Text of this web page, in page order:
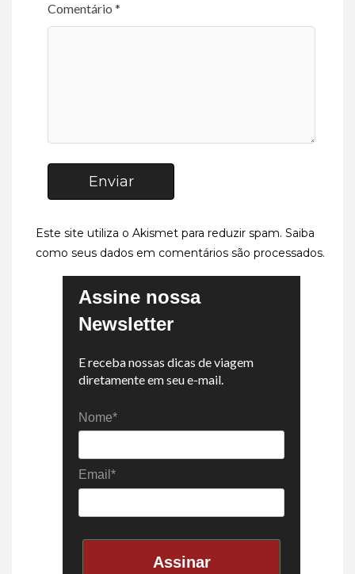
Comentário *
Enviar
Este site utiliza o Akismet para reduzir spam. Saiba
como seus dados em comentários são processados.
Assine nossa
Newsletter
E receba nossas dicas de viagem
diretamente em seu e-mail.
Nome*
Email*
Assinar